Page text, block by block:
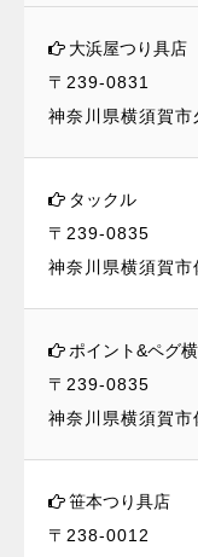
大浜屋つり具店
〒239-0831
神奈川県横須賀
タックル
〒239-0835
神奈川県横須賀
ポイント&ペグ
〒239-0835
神奈川県横須賀市
笹本つり具店
〒238-0012